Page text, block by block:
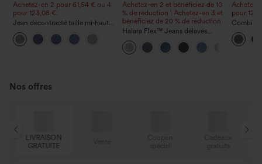
Achetez-en 2 pour 61,54 € ou 4
pour 123,08 €.
Jean décontracté taille mi‑haute,
à cordon de serrage, avec
poches
Achetez-en 2 et bénéficiez de 10
% de réduction | Achetez-en 3 et
bénéficiez de 20 % de réduction
Halara Flex™ Jeans délavés
décontractés, coupe baggy à
jambe large, taille basse
asymétrique, poches zippées
Achetez-
pour
chinée à
fronces
poches
Nos offres
LIVRAISON
GRATUITE